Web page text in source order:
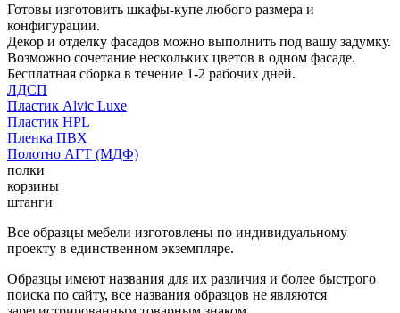
Готовы изготовить шкафы-купе любого размера и
конфигурации.
Декор и отделку фасадов можно выполнить под вашу задумку.
Возможно сочетание нескольких цветов в одном фасаде.
Бесплатная сборка в течение 1-2 рабочих дней.
ЛДСП
Пластик Alvic Luxe
Пластик HPL
Пленка ПВХ
Полотно АГТ (МДФ)
полки
корзины
штанги
Все образцы мебели изготовлены по индивидуальному
проекту в единственном экземпляре.
Образцы имеют названия для их различия и более быстрого
поиска по сайту, все названия образцов не являются